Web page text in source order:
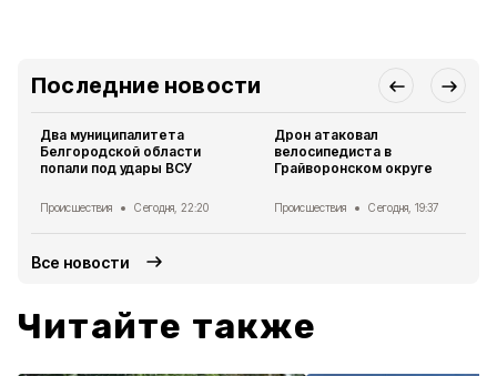
Последние новости
Два муниципалитета
Белгородской области
попали под удары ВСУ
Происшествия Сегодня, 22:20
Дрон атаковал
велосипедиста в
Грайворонском округе
Происшествия Сегодня, 19:37
Все новости
Читайте также